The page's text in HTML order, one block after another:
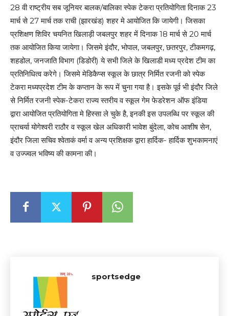
28 वी राष्ट्रीय सब जूनियर बालक/बालिका स्पेक टेकरा प्रतियोगिता दिनाक 23
मार्च से 27 मार्च तक राची (झारखंड) शहर मे आयोजित कि जायेगी। जिसका
प्रशिक्षण शिविर चयनित खिलाड़ी जबलपुर शहर में दिनाक 18 मार्च से 20 मार्च
तक आयोजित किया जायेगा। जिसमे इंदौर, भोपाल, जबलपुर, छतरपुर, टीकमगढ़,
शहडोल, जनजाति विभाग (डिडोरी) ये सभी जिले के खिलाडी मध्य प्रदेश टीम का
प्रतिनिधित्व करेगे। जिसमे मेडिकैप्स स्कूल के छात्र निर्मित रजनी को स्पेक
टेकरा मध्यप्रदेश टीम के कप्तान के रूप में चुना गया है। इसके पूर्व भी इंदौर जिले
से निर्मित रजनी स्पेक-टेकरा राज्य स्तरीय व स्कूल गेम फेडरेशन ऑफ इंडिया
द्वारा आयोजित प्रतियोगिता मे हिस्सा ले चुके है, इनकी इस उपलब्धि पर स्कूल की
प्राचर्या योगेश्वरी राठौर व स्कूल खेल अधिकारी भावेश बुंदेला, कोच आशीष सेन,
इंदौर जिला सचिव श्वेताकं वर्मा व अन्य प्रशिक्षक द्वारा हार्दिक- हार्दिक शुभकामनाएं
व उज्ज्वल भविष्य की कामना की।
sportsedge